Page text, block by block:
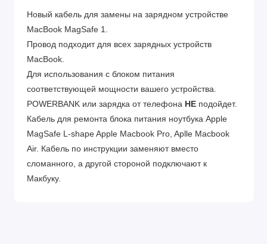
Новый кабель для замены на зарядном устройстве
MacBook MagSafe 1.
Провод подходит для всех зарядных устройств
MacBook.
Для использования с блоком питания
соответствующей мощности вашего устройства.
POWERBANK или зарядка от телефона НЕ подойдет.
Кабель для ремонта блока питания ноутбука Apple
MagSafe L-shape Apple Macbook Pro, Aplle Macbook
Air. Кабель по инструкции заменяют вместо
сломанного, а другой стороной подключают к
Макбуку.